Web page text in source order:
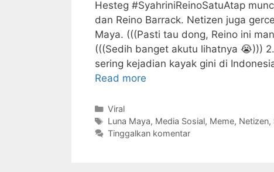
Hesteg #SyahriniReinoSatuAtap
dan Reino Barrack. Netizen juga
Maya. (((Pasti tau dong, Reino ini
(((Sedih banget akutu lihatnya 😭)))
sering kejadian kayak gini di
Read more
Kategori
Viral
Tag
Luna Maya, Media Sosial, Meme, Netizen,
Tinggalkan komentar